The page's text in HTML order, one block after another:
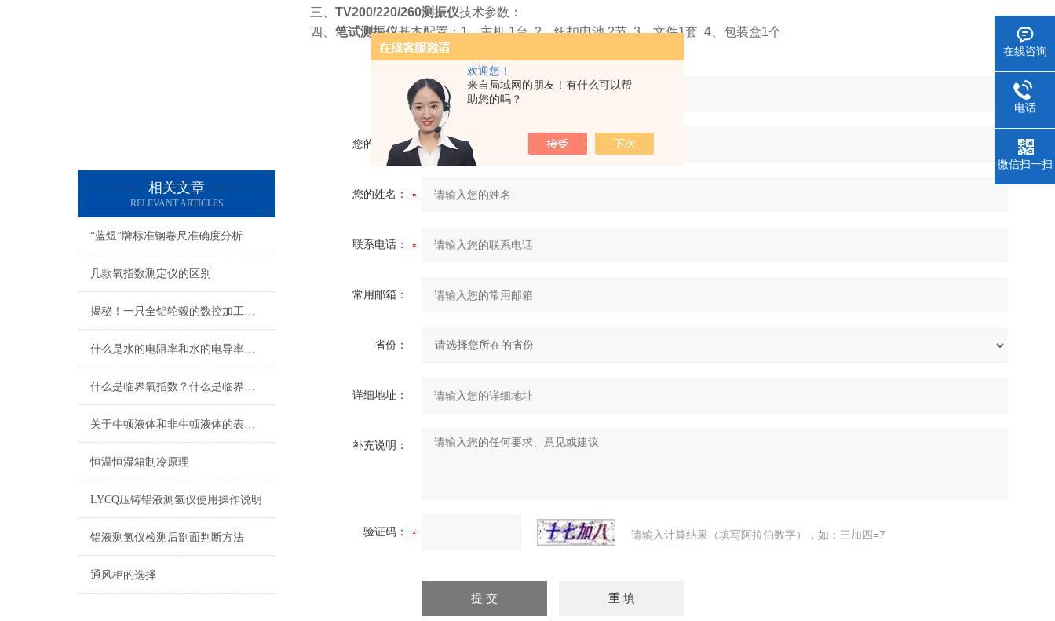
欢迎您！
来自局域网的朋友！有什么可以帮
助您的吗？
相关文章
RELEVANT ARTICLES
“蓝煜”牌标准钢卷尺准确度分析
几款氧指数测定仪的区别
揭秘！一只全铝轮毂的数控加工过程
什么是水的电阻率和水的电导率？如何测量？
什么是临界氧指数？什么是临界氧浓度？什么是极限氧浓度？
关于牛顿液体和非牛顿液体的表述以及粘度测定在印刷行业的应用和相关仪器
恒温恒湿箱制冷原理
LYCQ压铸铝液测氢仪使用操作说明
铝液测氢仪检测后剖面判断方法
通风柜的选择
三、 TV200/220/260测振仪技术参数：
四、 笔试测振仪基本配置：1、主机 1台 2、纽扣电池 2节 3、文件1套 4、包装盒1个
产品：
您的单位：
您的姓名：
联系电话：
常用邮箱：
省份：
详细地址：
补充说明：
验证码： 请输入计算结果（填写阿拉伯数字），如：三加四=7
在线咨询
电话
微信扫一扫